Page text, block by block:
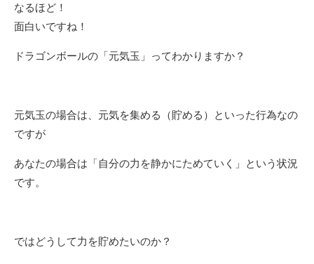
なるほど！
面白いですね！
ドラゴンボールの「元気玉」ってわかりますか？
元気玉の場合は、元気を集める（貯める）といった行為なの
ですが
あなたの場合は「自分の力を静かにためていく」という状況
です。
ではどうして力を貯めたいのか？